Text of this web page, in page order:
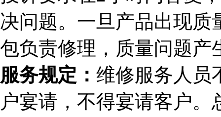
决问题。一旦产品出现
包负责修理，质量问题产
服务规定： 维修服务人员
户宴请，不得宴请客户